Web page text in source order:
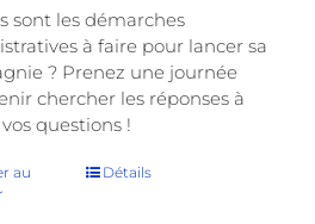
sont les démarches
à faire pour lancer sa
? Prenez une journée
chercher les réponses à
questions !
au
Détails